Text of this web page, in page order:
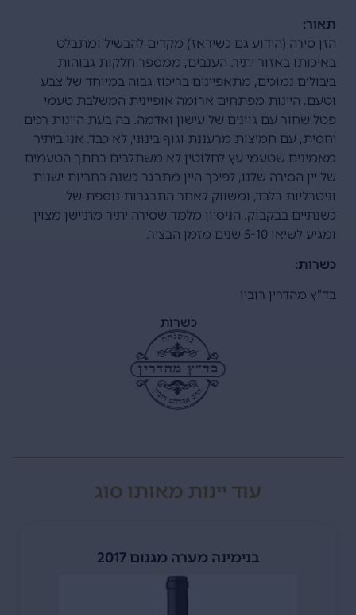
תאור:
הזן סירה (הידוע גם כשיראז) מקדים להבשיל ומתבלט
באיכותו באזור יתיר. הענבים, ממספר חלקות גבוהות
ביבולים נמוכים, מתאפיינים בריכוז גבוה במיוחד של צבע
וטעם. היינות מפתחים ארומה אופיינית המשלבת טעמי
פטל שחור עם גוונים של עישון ואדמה. בה בעת היינות רכים
יחסית, עם חמיצות מרעננת וגוף בינוני, לא כבד. אנו ביתיר
מאמינים שטעמי עץ לחלוטין לא משתלבים בחתך הטעמים
של יין הסירה שלנו, לפיכך היין מתבגר כשנה בחביות ישנות
וניטרליות בלבד, ומשווק לאחר התבגרות נוספת של
כשנתיים בבקבוק. הניסיון מלמד שסירה יתיר מתיישן מצוין
ומגיע לשיאו 5-10 שנים מזמן הבציר.
כשרות:
בד”ץ מהדרין רובין
כשרות
עוד יינות מאותו סוג
בנימינה מערה מגנום 2017